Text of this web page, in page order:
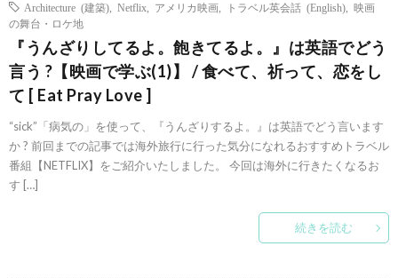
Architecture (建築)
Netflix アメリカ映画 トラベル英会話 (English)
映画
の舞台・ロケ地
『うんざりしてるよ。飽きてるよ。』は英語でどう
言う ?【映画で学ぶ(1)】 / 食べて、祈って、恋をし
て [ Eat Pray Love ]
“sick”「病気の」を使って、『うんざりするよ。』は英語でどう言います
か ? 前回までの記事では海外旅行に行った気分になれるおすすめトラベル
番組【NETFLIX】をご紹介いたしました。 今回は海外に行きたくなるお
す […]
続きを読む